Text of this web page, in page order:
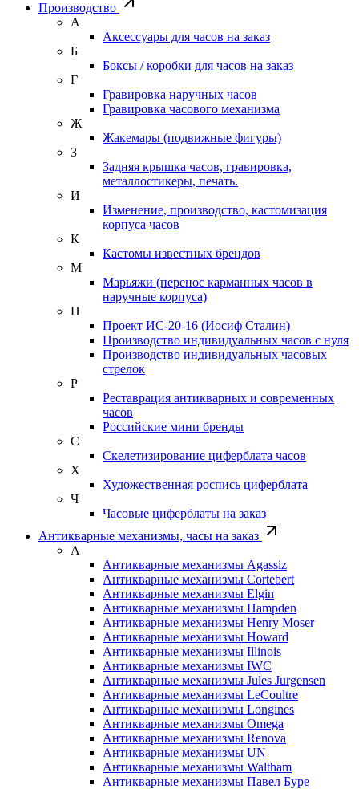
Производство
А
Аксессуары для часов на заказ
Б
Боксы / коробки для часов на заказ
Г
Гравировка наручных часов
Гравировка часового механизма
Ж
Жакемары (подвижные фигуры)
З
Задняя крышка часов, гравировка,
металлостикеры, печать.
И
Изменение, производство, кастомизация
корпуса часов
К
Кастомы известных брендов
М
Марьяжи (перенос карманных часов в
наручные корпуса)
П
Проект ИС-20-16 (Иосиф Сталин)
Производство индивидуальных часов с нуля
Производство индивидуальных часовых
стрелок
Р
Реставрация антикварных и современных
часов
Российские мини бренды
С
Скелетизирование циферблата часов
Х
Художественная роспись циферблата
Ч
Часовые циферблаты на заказ
Антикварные механизмы, часы на заказ
А
Антикварные механизмы Agassiz
Антикварные механизмы Cortebert
Антикварные механизмы Elgin
Антикварные механизмы Hampden
Антикварные механизмы Henry Moser
Антикварные механизмы Howard
Антикварные механизмы Illinois
Антикварные механизмы IWC
Антикварные механизмы Jules Jurgensen
Антикварные механизмы LeCoultre
Антикварные механизмы Longines
Антикварные механизмы Omega
Антикварные механизмы Renova
Антикварные механизмы UN
Антикварные механизмы Waltham
Антикварные механизмы Павел Буре